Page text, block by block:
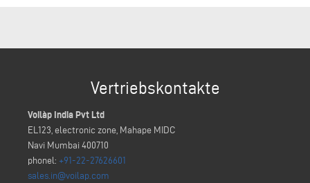
Vertriebskontakte
Voilàp India Pvt Ltd
EL123, electronic zone, Mahape MIDC
Navi Mumbai 400710
phonel: +91-22-27626601
sales.in@voilap.com